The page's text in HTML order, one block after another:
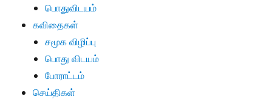
பொதுவிடயம்
கவிதைகள்
சமூக விழிப்பு
பொது விடயம்
போராட்டம்
செய்திகள்